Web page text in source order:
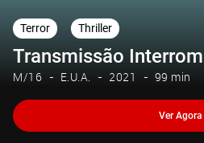
Terror Thriller
Transmissão
M/16 E.U.A. 2021 99 min
Ver Agora